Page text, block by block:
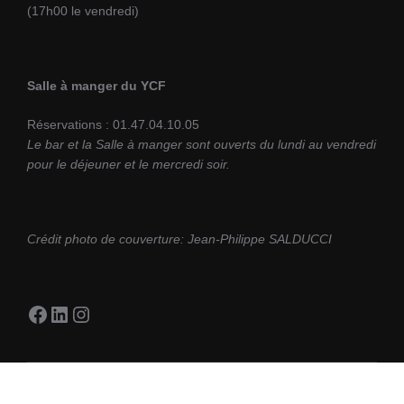
(17h00 le vendredi)
Salle à manger du YCF
Réservations : 01.47.04.10.05
Le bar et la Salle à manger sont ouverts du lundi au vendredi
pour le déjeuner et le mercredi soir.
Crédit photo de couverture: Jean-Philippe SALDUCCI
Facebook
LinkedIn
Instagram